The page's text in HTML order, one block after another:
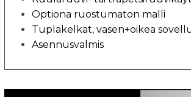
Optiona ruostumaton malli
Tuplakelkat, vasen+oikea
Asennusvalmis